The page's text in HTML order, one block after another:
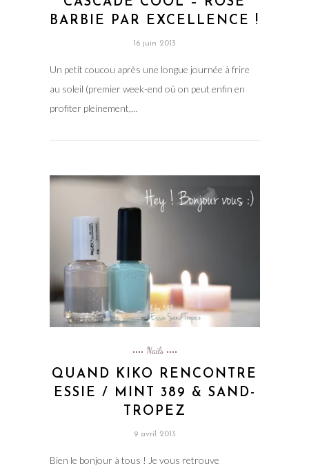
BARBIE PAR EXCELLENCE !
16 juin 2013
Un petit coucou après une longue journée à frire
au soleil (premier week-end où on peut enfin en
profiter pleinement,…
Nails
QUAND KIKO RENCONTRE
ESSIE / MINT 389 & SAND-
TROPEZ
9 avril 2013
Bien le bonjour à tous ! Je vous retrouve